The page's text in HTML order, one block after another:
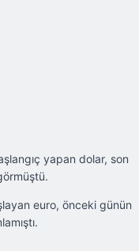
yapan dolar, son
euro, önceki günün